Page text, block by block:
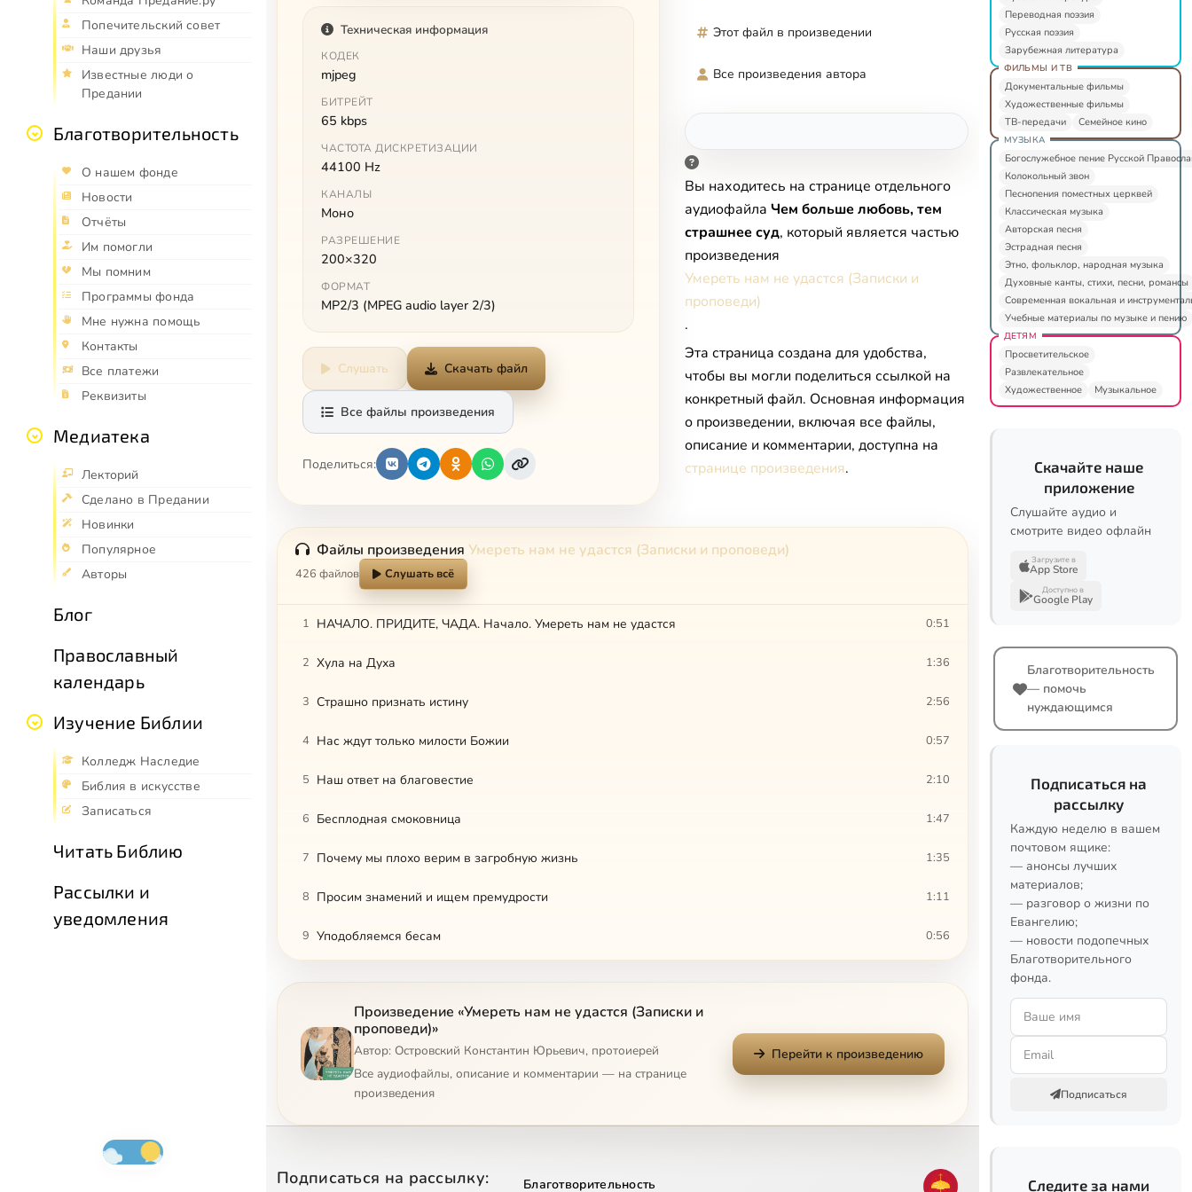
Попечительский совет
Наши друзья
Известные люди о
Предании
Благотворительность
О нашем фонде
Новости
Отчёты
Им помогли
Мы помним
Программы фонда
Мне нужна помощь
Контакты
Все платежи
Реквизиты
Медиатека
Лекторий
Сделано в Предании
Новинки
Популярное
Авторы
Блог
Православный
календарь
Изучение Библии
Колледж Наследие
Библия в искусстве
Записаться
Читать Библию
Рассылки и
уведомления
Техническая информация
КОДЕК
mjpeg
БИТРЕЙТ
65 kbps
ЧАСТОТА ДИСКРЕТИЗАЦИИ
44100 Hz
КАНАЛЫ
Моно
РАЗРЕШЕНИЕ
200×320
ФОРМАТ
MP2/3 (MPEG audio layer 2/3)
Слушать Скачать файл
Все файлы произведения
Поделиться:
Этот файл в произведении
Все произведения автора
Вы находитесь на странице отдельного
аудиофайла Чем больше любовь, тем
страшнее суд, который является частью
произведения
Умереть нам не удастся (Записки и
проповеди)
.
Эта страница создана для удобства,
чтобы вы могли поделиться ссылкой на
конкретный файл. Основная информация
о произведении, включая все файлы,
описание и комментарии, доступна на
странице произведения.
Файлы произведения Умереть нам не удастся (Записки и проповеди)
426 файлов Слушать всё
1 НАЧАЛО. ПРИДИТЕ, ЧАДА. Начало. Умереть нам не удастся 0:51
2 Хула на Духа 1:36
3 Страшно признать истину 2:56
4 Нас ждут только милости Божии 0:57
5 Наш ответ на благовестие 2:10
6 Бесплодная смоковница 1:47
7 Почему мы плохо верим в загробную жизнь 1:35
8 Просим знамений и ищем премудрости 1:11
9 Уподобляемся бесам 0:56
Усопшие нуждаются в помощи
12 Справа и слева на мытарствах
В аду утешения нет
14 Споры на Страшном Суде 0:46
0:31
Произведение «Умереть нам не удастся (Записки и
проповеди)»
Автор: Островский Константин Юрьевич, протоиерей
Все аудиофайлы, описание и комментарии — на странице
произведения
Перейти к произведению
Подписаться на рассылку: Благотворительность
Переводная поэзия
Русская поэзия
Зарубежная литература
ФИЛЬМЫ И ТВ
Документальные фильмы
Художественные фильмы
ТВ-передачи
Семейное кино
МУЗЫКА
Богослужебное пение Русской
Колокольный звон
Песнопения поместных церквей
Классическая музыка
Авторская песня
Эстрадная песня
Этно, фольклор, народная музыка
Духовные канты, стихи, песни, романсы
Современная вокальная и
Учебные материалы по музыке и пению
ДЕТЯМ
Просветительское
Развлекательное
Художественное
Музыкальное
Скачайте наше
приложение
Слушайте аудио и
смотрите видео офлайн
Загрузите в
App Store
Доступно в
Google Play
Благотворительность
— помочь
нуждающимся
Подписаться на
рассылку
Каждую неделю в вашем
почтовом ящике:
— анонсы лучших
материалов;
— разговор о жизни по
Евангелию;
— новости подопечных
Благотворительного
фонда.
Подписаться
Следите за нами